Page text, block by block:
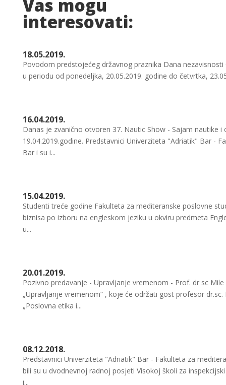
Vas mogu
interesovati:
18.05.2019.
Povodom predstojećeg državnog praznika Dana
u periodu od ponedeljka, 20.05.2019. godine do četvrtka,
16.04.2019.
Danas je zvanično otvoren 37. Nautic Show - Sajam nautike
19.04.2019.godine. Predstavnici Univerziteta "Adriatik" Bar -
Bar i su i...
15.04.2019.
Studenti treće godine Fakulteta za mediteranske poslovne
biznisa po izboru na engleskom jeziku u okviru predmeta
u...
20.01.2019.
Pozivno predavanje - Upravljanje vremenom - Prof. dr sc
„Upravljanje vremenom“ , koje će održati gost profesor
„Poslovna etika i...
08.12.2018.
Predstavnici Univerziteta "Adriatik" Bar - Fakulteta za
bili su u dvodnevnoj radnoj posjeti Visokoj školi za
i...